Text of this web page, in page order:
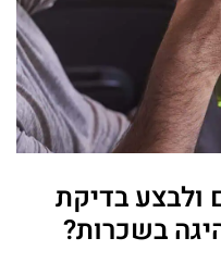
ולבצע בדיקת
בשכרות?